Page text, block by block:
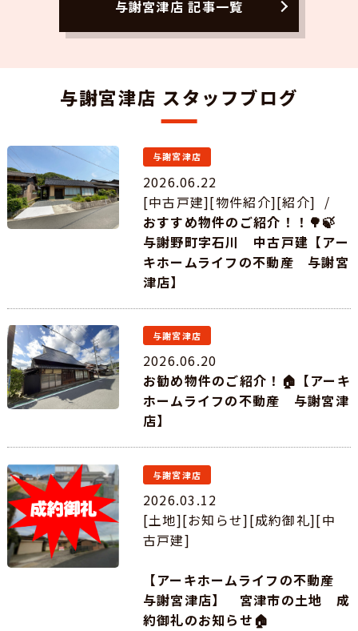
与謝宮津店 記事一覧
与謝宮津店 スタッフブログ
与謝宮津店
2026.06.22
[中古戸建][物件紹介][紹介] /
おすすめ物件のご紹介！！🌳🍃
与謝野町字石川 中古戸建【アー
キホームライフの不動産 与謝宮
津店】
与謝宮津店
2026.06.20
お勧め物件のご紹介！🏠【アーキ
ホームライフの不動産 与謝宮津
店】
与謝宮津店
2026.03.12
[土地][お知らせ][成約御礼][中
古戸建]
【アーキホームライフの不動産
与謝宮津店】 宮津市の土地 成
約御礼のお知らせ🏠